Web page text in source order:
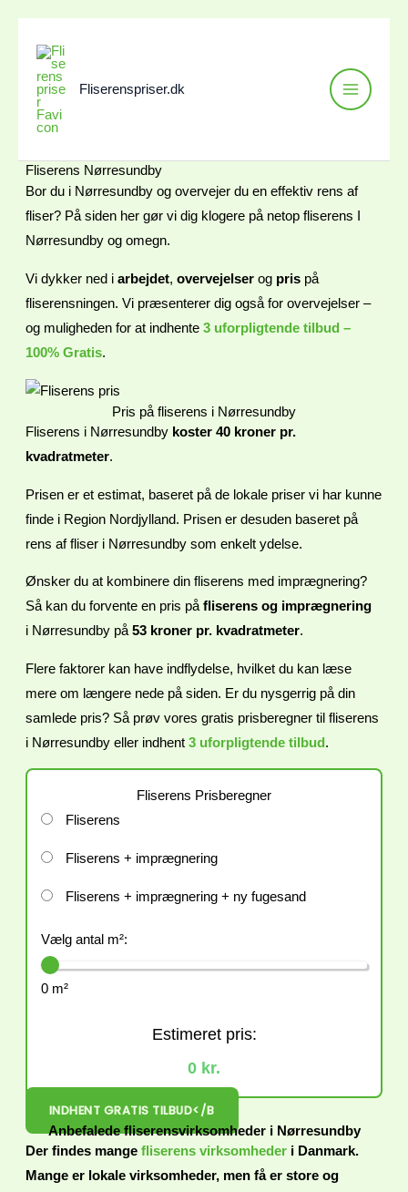
indholdet
Fliserenspriser.dk
Fliserens Nørresundby
Bor du i Nørresundby og overvejer du en effektiv rens af
fliser? På siden her gør vi dig klogere på netop fliserens I
Nørresundby og omegn.
Vi dykker ned i arbejdet, overvejelserog pris på
fliserensningen. Vi præsenterer dig også for overvejelser –
og muligheden for at indhente 3 uforpligtende tilbud –
100% Gratis.
Pris på fliserens i Nørresundby
Fliserens i Nørresundby koster 40 kroner pr.
kvadratmeter.
Prisen er et estimat, baseret på de lokale priser vi har kunne
finde i Region Nordjylland. Prisen er desuden baseret på
rens af fliser i Nørresundby som enkelt ydelse.
Ønsker du at kombinere din fliserens med imprægnering?
Så kan du forvente en pris påfliserens og imprægnering
i Nørresundby på53 kroner pr. kvadratmeter.
Flere faktorer kan have indflydelse, hvilket du kan læse
mere om længere nede på siden. Er du nysgerrig på din
samlede pris? Så prøv vores gratis prisberegner til fliserens
i Nørresundby eller indhent 3 uforpligtende tilbud .
Fliserens Prisberegner
Fliserens
Fliserens + imprægnering
Fliserens + imprægnering + ny fugesand
Vælg antal m²:
0 m²
Estimeret pris:
0 kr.
INDHENT GRATIS TILBUD</B
Anbefalede fliserensvirksomheder i Nørresundby
Der findes mange fliserens virksomhederi Danmark.
Mange er lokale virksomheder, men få er store og